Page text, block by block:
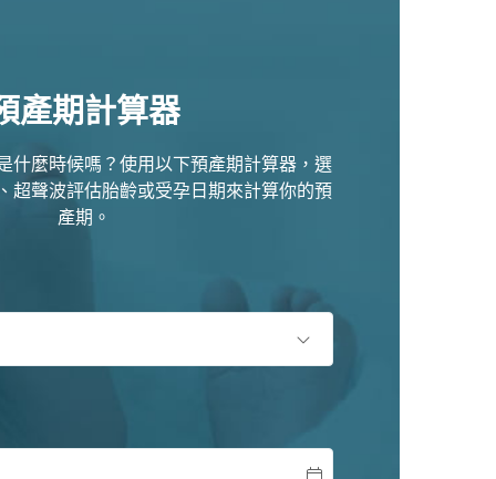
產期計算器
什麼時候嗎？使用以下預產期計算器，選
超聲波評估胎齡或受孕日期來計算你的預
產期。